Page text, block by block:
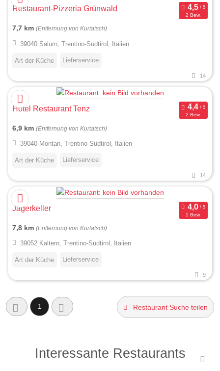
Restaurant-Pizzeria Grünwald
2 Bew.
7,7 km (Entfernung von Kurtatsch)
39040 Salurn, Trentino-Südtirol, Italien
Art der Küche Lieferservice
14
Hotel Restaurant Tenz
2 Bew.
6,9 km (Entfernung von Kurtatsch)
39040 Montan, Trentino-Südtirol, Italien
Art der Küche Lieferservice
14
Jagerkeller
1 Bew.
7,8 km (Entfernung von Kurtatsch)
39052 Kaltern, Trentino-Südtirol, Italien
Art der Küche Lieferservice
9
1 Restaurant Suche teilen
Interessante Restaurants